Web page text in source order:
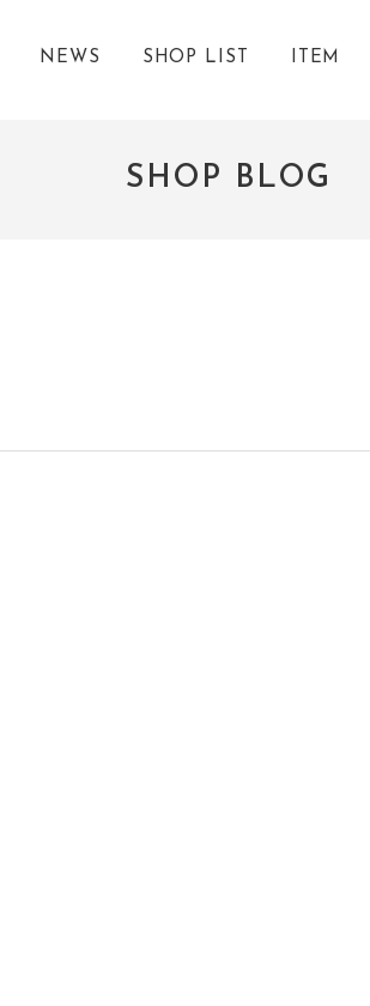
NEWS SHOP LIST ITEM
SHOP BLOG